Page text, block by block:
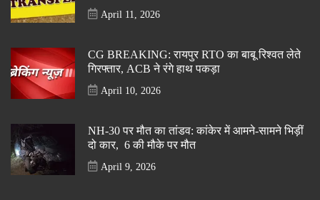
April 11, 2026
CG BREAKING: रायपुर RTO का बाबू रिश्वत लेते
गिरफ्तार, ACB ने रंगे हाथ पकड़ा
April 10, 2026
NH-30 पर मौत का तांडव: कांकेर में आमने-सामने भिड़ीं
दो कार, 6 की मौके पर मौत
April 9, 2026